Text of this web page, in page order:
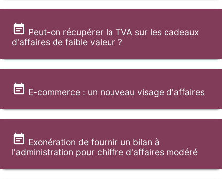
Peut-on récupérer la TVA sur les cadeaux
d'affaires de faible valeur ?
E-commerce : un nouveau visage d'affaires
Exonération de fournir un bilan à
l'administration pour chiffre d'affaires modéré